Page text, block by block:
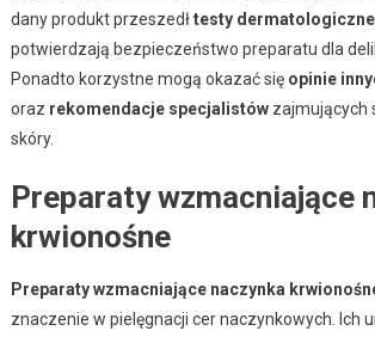
dany produkt przeszedłtesty dermatologiczne
potwierdzają bezpieczeństwo preparatu dla
Ponadto korzystne mogą okazać się opinie
oraz rekomendacje specjalistówzajmujących
skóry.
Preparaty wzmacniające
krwionośne
Preparaty wzmacniające naczynka
znaczenie w pielęgnacji cer naczynkowych. Ich